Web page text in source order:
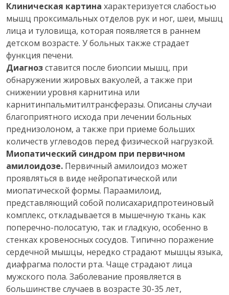
Клиническая картина характеризуется слабостью
мышц проксимальных отделов рук и ног, шеи, мышц
лица и туловища, которая появляется в раннем
детском возрасте. У больных также страдает
функция печени.
Диагнозставится после биопсии мышц, при
обнаружении жировых вакуолей, а также при
снижении уровня карнитина или
карнитинпальмитилтрансферазы. Описаны случаи
благоприятного исхода при лечении больных
преднизолоном, а также при приеме больших
количеств углеводов перед физической нагрузкой.
Миопатический синдром при первичном
амилоидозе. Первичный амилоидоз может
проявляться в виде нейропатической или
миопатической формы. Параамилоид,
представляющий собой полисахаридпротеиновый
комплекс, откладывается в мышечную ткань как
поперечно-полосатую, так и гладкую, особенно в
стенках кровеносных сосудов. Типично поражение
сердечной мышцы, нередко страдают мышцы языка,
диафрагма полости рта. Чаще страдают лица
мужского пола. Заболевание проявляется в
большинстве случаев в возрасте 30-35 лет,